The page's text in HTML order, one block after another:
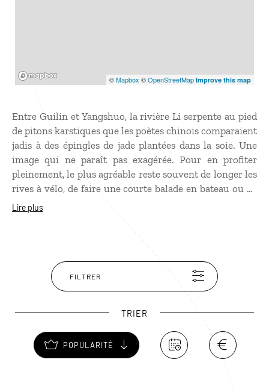
©Mapbox ©OpenStreetMap Improve this map
Entre Guilin et Yangshuo, la rivière Li serpente au pied
de pitons karstiques que les poètes chinois comparaient
jadis à des épingles de jade plantées dans la soie. Une
image qui ne paraît pas exagérée. Pour en profiter
pleinement, le plus agréable reste souvent de longer les
rives à vélo, de faire une courte balade en bateau ou de
s'attarder en terrasse face aux montagnes. Sur les
tranquille.
Lire plus
FILTRER
TRIER
POPULARITÉ